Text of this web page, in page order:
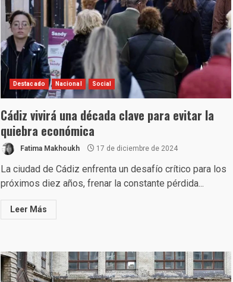
Destacado Nacional Social
Cádiz vivirá una década clave para evitar la
quiebra económica
Fatima Makhoukh 17 de diciembre de 2024
La ciudad de Cádiz enfrenta un desafío crítico para los
próximos diez años, frenar la constante pérdida...
Leer Más